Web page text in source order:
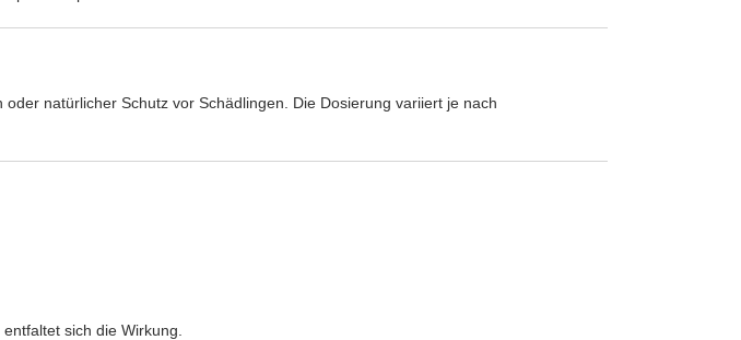
natürlicher Schutz vor Schädlingen. Die Dosierung variiert je nach
sich die Wirkung.